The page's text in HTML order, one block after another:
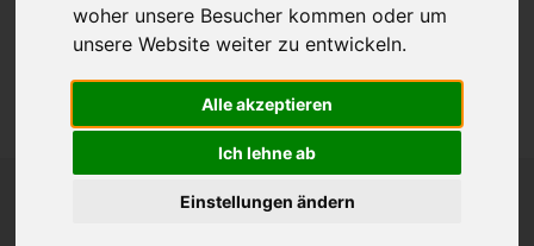
woher unsere Besucher kommen oder um
unsere Website weiter zu entwickeln.
Alle akzeptieren
Ich lehne ab
Einstellungen ändern